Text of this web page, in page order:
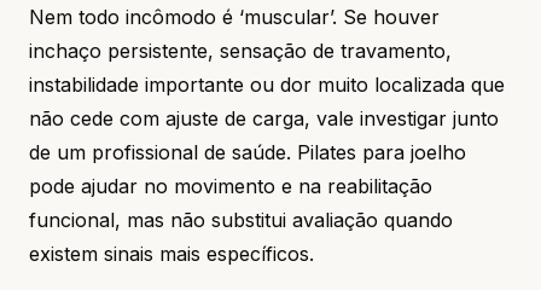
Nem todo incômodo é ‘muscular’. Se houver
inchaço persistente, sensação de travamento,
instabilidade importante ou dor muito localizada que
não cede com ajuste de carga, vale investigar junto
de um profissional de saúde. Pilates para joelho
pode ajudar no movimento e na reabilitação
funcional, mas não substitui avaliação quando
existem sinais mais específicos.